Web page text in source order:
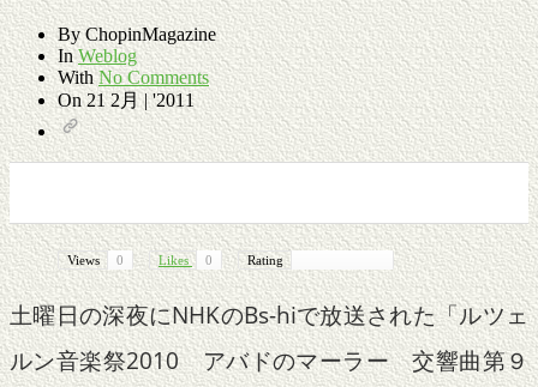
ByChopinMagazine
In Weblog
With No Comments
On21 2月 | '2011
Views 0 Likes 0 Rating
土曜日の深夜にNHKのBs-hiで放送された「ルツェ
ルン音楽祭2010 アバドのマーラー 交響曲第９